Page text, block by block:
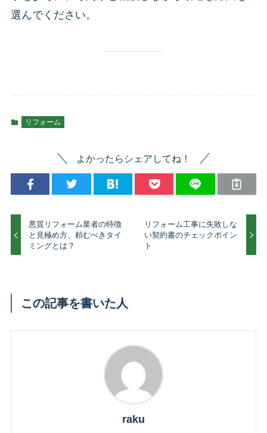
選んでください。
リフォーム
よかったらシェアしてね！
悪質リフォーム業者の特徴
と見極め方、頼むべきタイ
ミングとは？
リフォーム工事に失敗しな
い契約書のチェックポイン
ト
この記事を書いた人
raku